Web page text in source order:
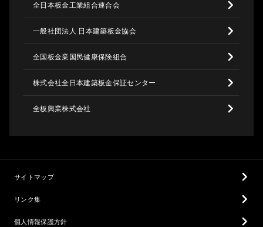
全日本板金工業組合連合会
一般社団法人 日本建築板金協会
全国板金業国民健康保険組合
株式会社全日本建築板金保証センター
全板興業株式会社
サイトマップ
リンク集
個人情報保護方針